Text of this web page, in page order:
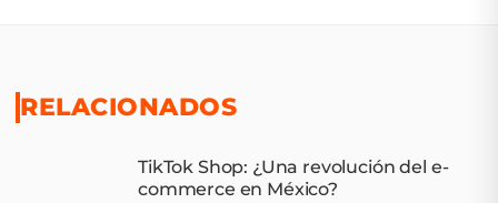
RELACIONADOS
TikTok Shop: ¿Una revolución del e-
commerce en México?